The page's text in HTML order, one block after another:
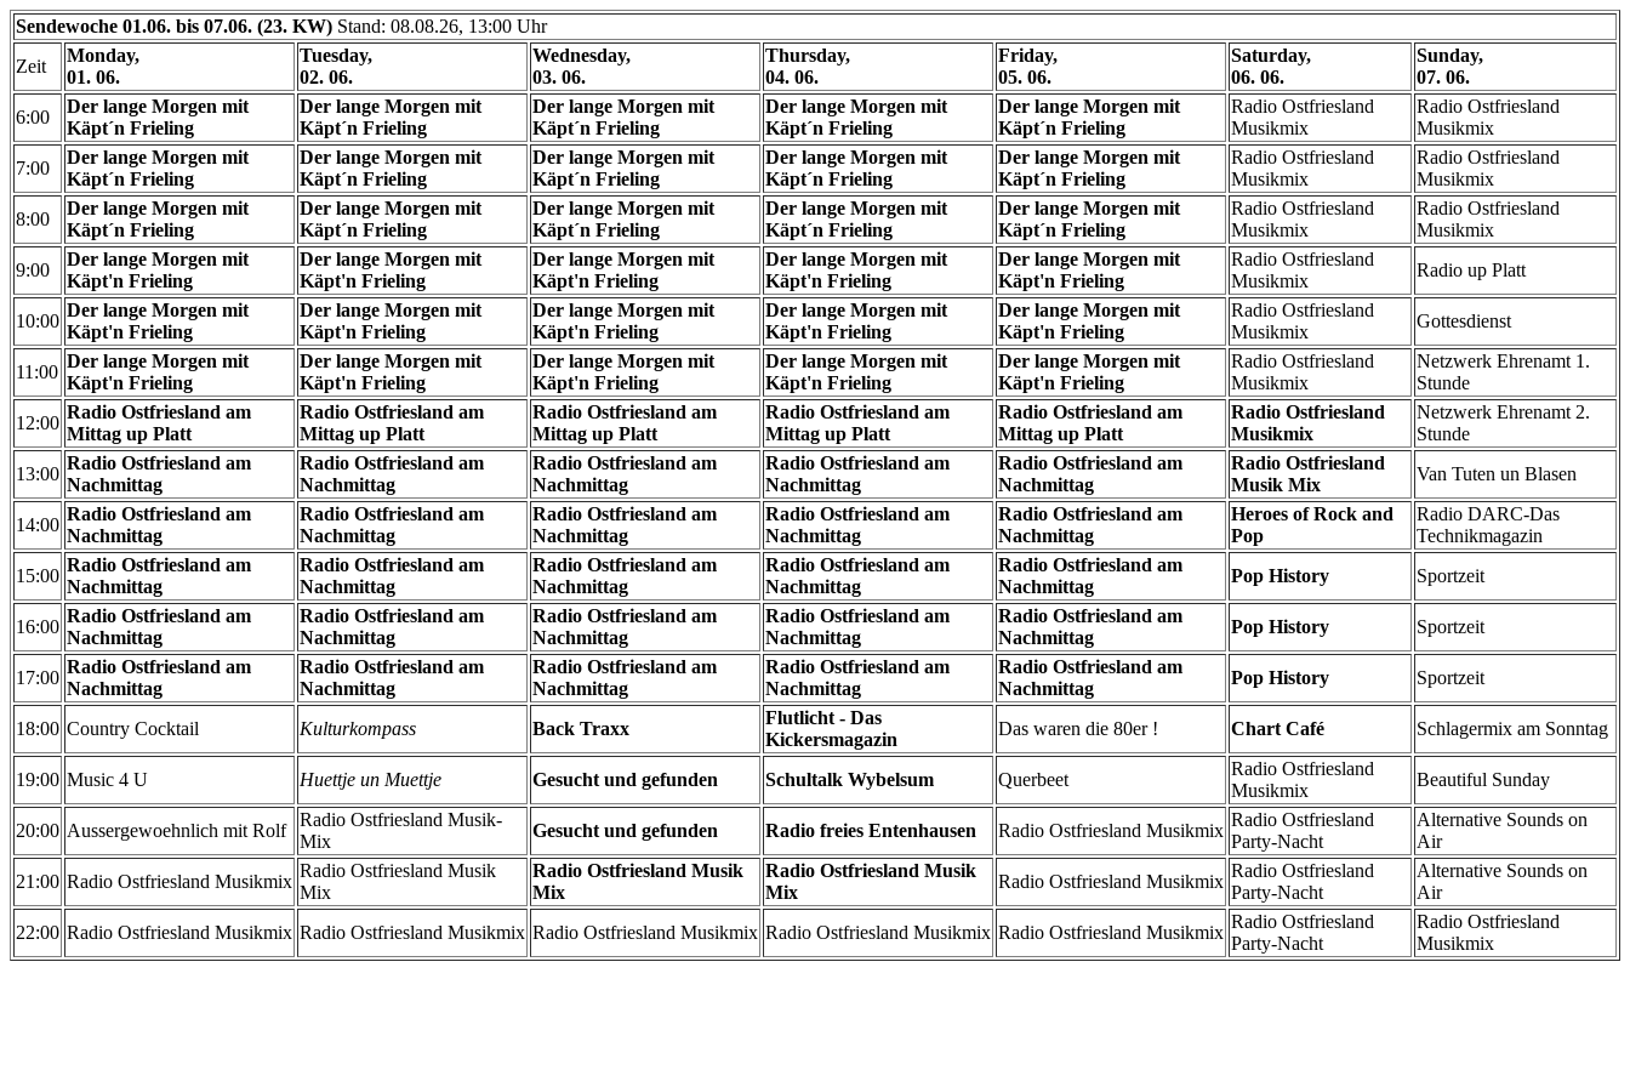
Sendewoche 01.06. bis 07.06. (23. KW) Stand: 08.08.26, 13:00 Uhr
Zeit
Monday,
01. 06.
Tuesday,
02. 06.
Wednesday,
03. 06.
Thursday,
04. 06.
Friday,
05. 06.
Saturday,
06. 06.
Sunday,
07. 06.
6:00
Der lange Morgen mit
Käpt´n Frieling
Der lange Morgen mit
Käpt´n Frieling
Der lange Morgen mit
Käpt´n Frieling
Der lange Morgen mit
Käpt´n Frieling
Der lange Morgen mit
Käpt´n Frieling
Radio Ostfriesland
Musikmix
Radio Ostfriesland
Musikmix
7:00
Der lange Morgen mit
Käpt´n Frieling
Der lange Morgen mit
Käpt´n Frieling
Der lange Morgen mit
Käpt´n Frieling
Der lange Morgen mit
Käpt´n Frieling
Der lange Morgen mit
Käpt´n Frieling
Radio Ostfriesland
Musikmix
Radio Ostfriesland
Musikmix
8:00
Der lange Morgen mit
Käpt´n Frieling
Der lange Morgen mit
Käpt´n Frieling
Der lange Morgen mit
Käpt´n Frieling
Der lange Morgen mit
Käpt´n Frieling
Der lange Morgen mit
Käpt´n Frieling
Radio Ostfriesland
Musikmix
Radio Ostfriesland
Musikmix
9:00
Der lange Morgen mit
Käpt'n Frieling
Der lange Morgen mit
Käpt'n Frieling
Der lange Morgen mit
Käpt'n Frieling
Der lange Morgen mit
Käpt'n Frieling
Der lange Morgen mit
Käpt'n Frieling
Radio Ostfriesland
Musikmix
Radio up Platt
10:00
Der lange Morgen mit
Käpt'n Frieling
Der lange Morgen mit
Käpt'n Frieling
Der lange Morgen mit
Käpt'n Frieling
Der lange Morgen mit
Käpt'n Frieling
Der lange Morgen mit
Käpt'n Frieling
Radio Ostfriesland
Musikmix
Gottesdienst
11:00
Der lange Morgen mit
Käpt'n Frieling
Der lange Morgen mit
Käpt'n Frieling
Der lange Morgen mit
Käpt'n Frieling
Der lange Morgen mit
Käpt'n Frieling
Der lange Morgen mit
Käpt'n Frieling
Radio Ostfriesland
Musikmix
Netzwerk Ehrenamt 1.
Stunde
12:00
Radio Ostfriesland am
Mittag up Platt
Radio Ostfriesland am
Mittag up Platt
Radio Ostfriesland am
Mittag up Platt
Radio Ostfriesland am
Mittag up Platt
Radio Ostfriesland am
Mittag up Platt
Radio Ostfriesland
Musikmix
Netzwerk Ehrenamt 2.
Stunde
13:00
Radio Ostfriesland am
Nachmittag
Radio Ostfriesland am
Nachmittag
Radio Ostfriesland am
Nachmittag
Radio Ostfriesland am
Nachmittag
Radio Ostfriesland am
Nachmittag
Radio Ostfriesland
Musik Mix
Van Tuten un Blasen
14:00
Radio Ostfriesland am
Nachmittag
Radio Ostfriesland am
Nachmittag
Radio Ostfriesland am
Nachmittag
Radio Ostfriesland am
Nachmittag
Radio Ostfriesland am
Nachmittag
Heroes of Rock and
Pop
Radio DARC-Das
Technikmagazin
15:00
Radio Ostfriesland am
Nachmittag
Radio Ostfriesland am
Nachmittag
Radio Ostfriesland am
Nachmittag
Radio Ostfriesland am
Nachmittag
Radio Ostfriesland am
Nachmittag
Pop History Sportzeit
16:00
Radio Ostfriesland am
Nachmittag
Radio Ostfriesland am
Nachmittag
Radio Ostfriesland am
Nachmittag
Radio Ostfriesland am
Nachmittag
Radio Ostfriesland am
Nachmittag
Pop History Sportzeit
17:00
Radio Ostfriesland am
Nachmittag
Radio Ostfriesland am
Nachmittag
Radio Ostfriesland am
Nachmittag
Radio Ostfriesland am
Nachmittag
Radio Ostfriesland am
Nachmittag
Pop History Sportzeit
18:00 Country Cocktail Kulturkompass Back Traxx
Flutlicht - Das
Kickersmagazin
Das waren die 80er ! Chart Café Schlagermix am Sonntag
19:00 Music 4 U Huettje un Muettje Gesucht und gefunden Schultalk Wybelsum Querbeet
Radio Ostfriesland
Musikmix
Beautiful Sunday
20:00 Aussergewoehnlich mit Rolf
Radio Ostfriesland Musik-
Mix
Gesucht und gefunden Radio freies Entenhausen Radio Ostfriesland Musikmix
Radio Ostfriesland
Party-Nacht
Alternative Sounds on
Air
21:00 Radio Ostfriesland Musikmix
Radio Ostfriesland Musik
Mix
Radio Ostfriesland Musik
Mix
Radio Ostfriesland Musik
Mix
Radio Ostfriesland Musikmix
Radio Ostfriesland
Party-Nacht
Alternative Sounds on
Air
22:00 Radio Ostfriesland Musikmix Radio Ostfriesland Musikmix Radio Ostfriesland Musikmix Radio Ostfriesland Musikmix Radio Ostfriesland Musikmix
Radio Ostfriesland
Party-Nacht
Radio Ostfriesland
Musikmix